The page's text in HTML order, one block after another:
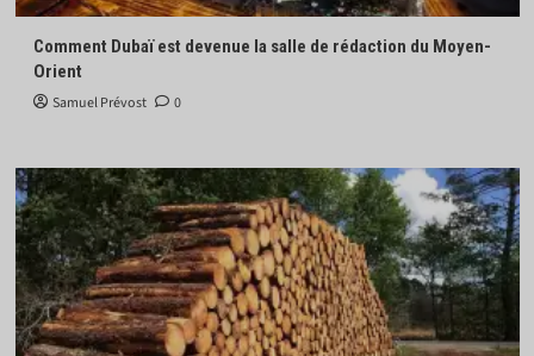
Comment Dubaï est devenue la salle de rédaction du Moyen-
Orient
Samuel Prévost 0